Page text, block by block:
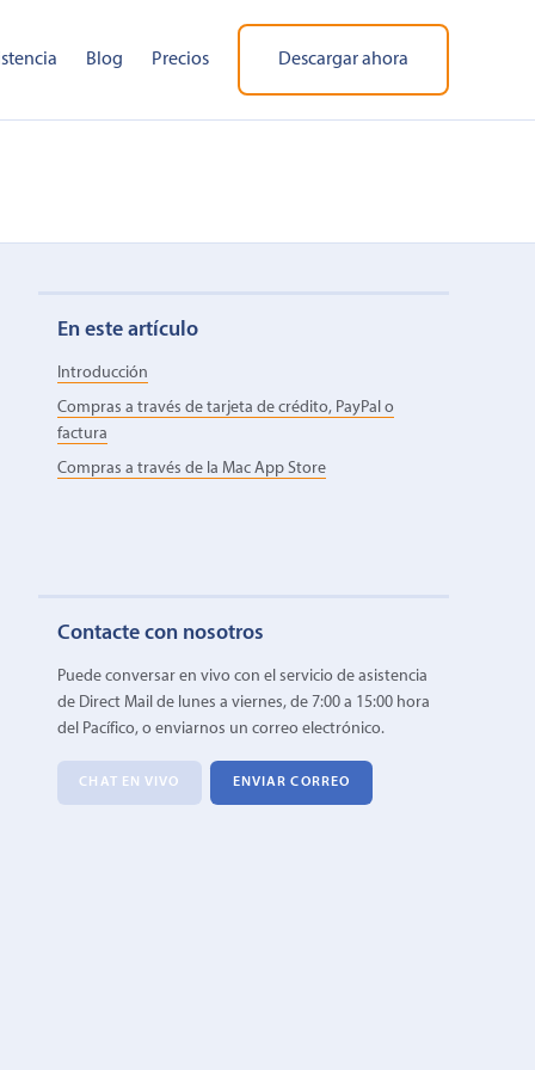
Blog Precios Descargar ahora
En este artículo
Introducción
Compras a través de tarjeta de crédito, PayPal o
factura
Compras a través de la Mac App Store
Contacte con nosotros
Puede conversar en vivo con el servicio de asistencia
de Direct Mail de lunes a viernes, de 7:00 a 15:00 hora
del Pacífico, o enviarnos un correo electrónico.
CHAT EN VIVO ENVIAR CORREO